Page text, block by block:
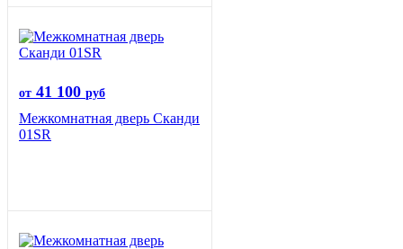
от 41 100 руб
Межкомнатная дверь Сканди
01SR